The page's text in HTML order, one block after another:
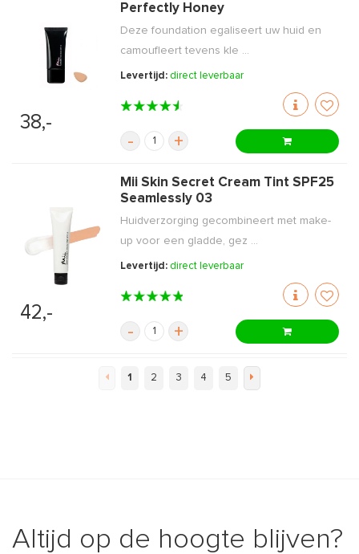
38,-
Perfectly Honey
Deze foundation egaliseert uw huid en
camoufleert tevens kle ...
Levertijd: direct leverbaar
- +
42,-
Mii Skin Secret Cream Tint SPF25
Seamlessly 03
Huidverzorging gecombineert met make-
up voor een gladde, gez ...
Levertijd: direct leverbaar
- +
1 2 3 4 5
Altijd op de hoogte blijven?